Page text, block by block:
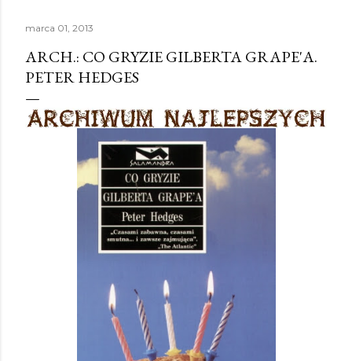
marca 01, 2013
ARCH.: CO GRYZIE GILBERTA GRAPE'A.
PETER HEDGES